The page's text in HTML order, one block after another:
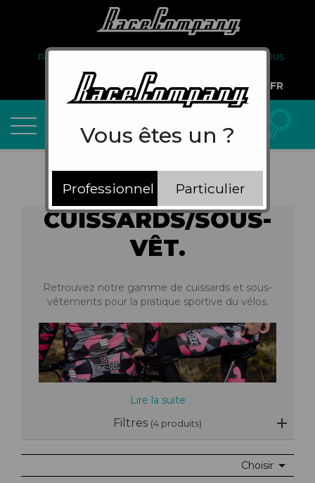
PARTENARIAT
À PROPOS DE NOUS
COMPTE PRO
FR
CUISSARDS/SOUS-
VÊT.
Retrouvez notre gamme de cuissards et sous-
vêtements pour la pratique sportive du vélos.
Lire la suite
Filtres (4 produits)
Choisir 
Vous êtes un ?
Professionnel Particulier